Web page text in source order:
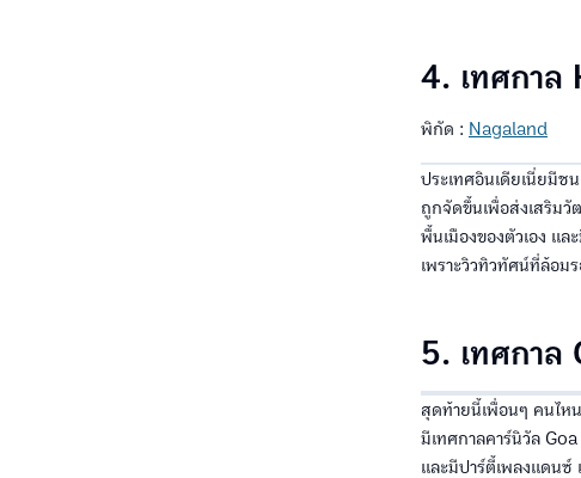
4. เทศกา
พิกัด : Nagaland
ประเทศอินเดียเนี่ยมีช
ถูกจัดขึ้นเพื่อส่งเสริมวั
พื้นเมืองของตัวเอง แล
เพราะวิวทิวทัศน์ที่ล้อม
5. เทศกาล
สุดท้ายนี้เพื่อนๆ คนไหน
มีเทศกาลคาร์นิวัล
และมีปาร์ตี้เพลงแดนซ์